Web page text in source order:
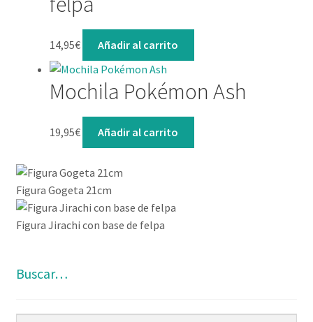
14,95€ Añadir al carrito
Mochila Pokémon Ash
19,95€ Añadir al carrito
Figura Gogeta 21cm
Figura Jirachi con base de felpa
Buscar…